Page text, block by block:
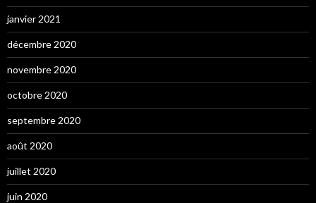
janvier 2021
décembre 2020
novembre 2020
octobre 2020
septembre 2020
août 2020
juillet 2020
juin 2020